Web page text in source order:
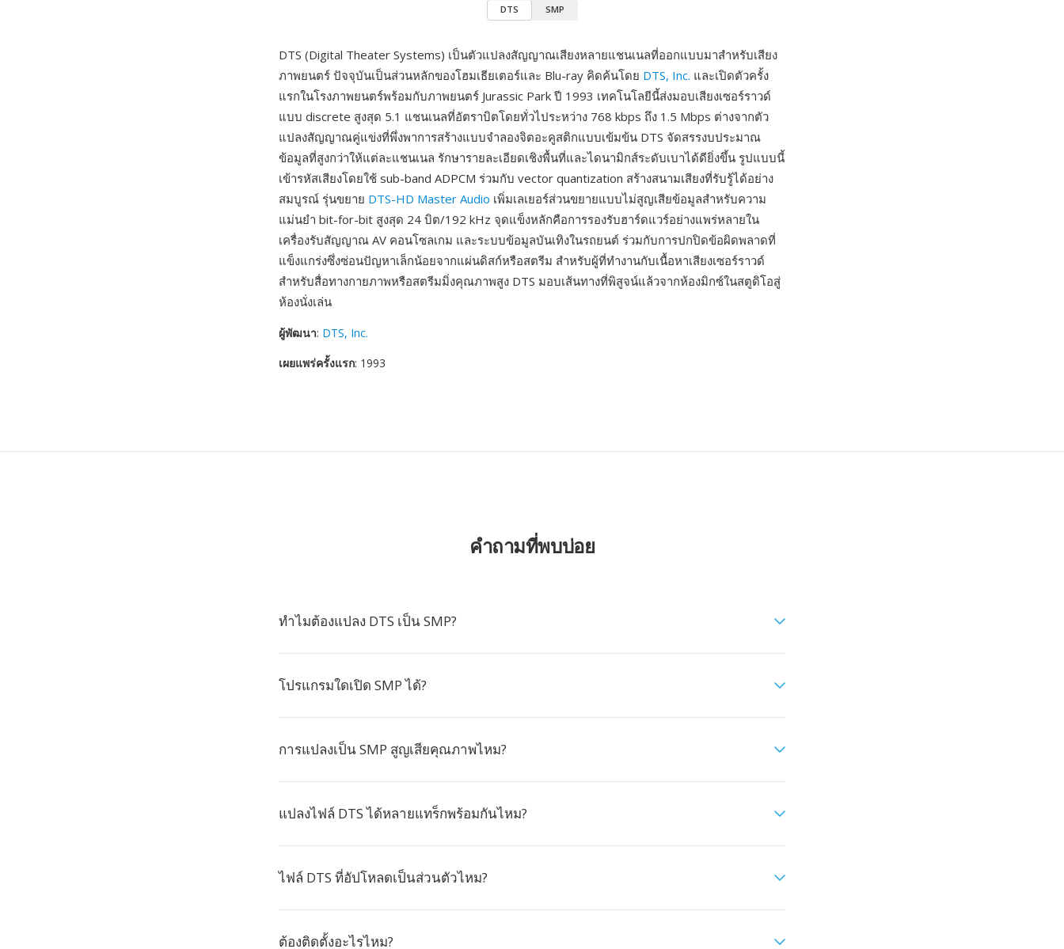
DTS SMP
DTS (Digital Theater Systems) เป็นตัวแปลงสัญญาณเสียงหลายแชนเนลที่ออกแบบมาสำหรับเสียง
ภาพยนตร์ ปัจจุบันเป็นส่วนหลักของโฮมเธียเตอร์และ Blu-ray คิดค้นโดย DTS, Inc. และเปิดตัวครั้ง
แรกในโรงภาพยนตร์พร้อมกับภาพยนตร์ Jurassic Park ปี 1993 เทคโนโลยีนี้ส่งมอบเสียงเซอร์ราวด์
แบบ discrete สูงสุด 5.1 แชนเนลที่อัตราบิตโดยทั่วไประหว่าง 768 kbps ถึง 1.5 Mbps ต่างจากตัว
แปลงสัญญาณคู่แข่งที่พึ่งพาการสร้างแบบจำลองจิตอะคูสติกแบบเข้มข้น DTS จัดสรรงบประมาณ
ข้อมูลที่สูงกว่าให้แต่ละแชนเนล รักษารายละเอียดเชิงพื้นที่และไดนามิกส์ระดับเบาได้ดียิ่งขึ้น รูปแบบนี้
เข้ารหัสเสียงโดยใช้ sub-band ADPCM ร่วมกับ vector quantization สร้างสนามเสียงที่รับรู้ได้อย่าง
สมบูรณ์ รุ่นขยาย DTS-HD Master Audio เพิ่มเลเยอร์ส่วนขยายแบบไม่สูญเสียข้อมูลสำหรับความ
แม่นยำ bit-for-bit สูงสุด 24 บิต/192 kHz จุดแข็งหลักคือการรองรับฮาร์ดแวร์อย่างแพร่หลายใน
เครื่องรับสัญญาณ AV คอนโซลเกม และระบบข้อมูลบันเทิงในรถยนต์ ร่วมกับการปกปิดข้อผิดพลาดที่
แข็งแกร่งซึ่งซ่อนปัญหาเล็กน้อยจากแผ่นดิสก์หรือสตรีม สำหรับผู้ที่ทำงานกับเนื้อหาเสียงเซอร์ราวด์
สำหรับสื่อทางกายภาพหรือสตรีมมิ่งคุณภาพสูง DTS มอบเส้นทางที่พิสูจน์แล้วจากห้องมิกซ์ในสตูดิโอสู่
ห้องนั่งเล่น
ผู้พัฒนา: DTS, Inc.
เผยแพร่ครั้งแรก: 1993
คำถามที่พบบ่อย
ทำไมต้องแปลง DTS เป็น SMP?
โปรแกรมใดเปิด SMP ได้?
การแปลงเป็น SMP สูญเสียคุณภาพไหม?
แปลงไฟล์ DTS ได้หลายแทร็กพร้อมกันไหม?
ไฟล์ DTS ที่อัปโหลดเป็นส่วนตัวไหม?
ต้องติดตั้งอะไรไหม?